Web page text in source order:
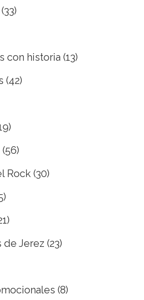
(33)
con historia (13)
(42)
(56)
Rock (30)
de Jerez (23)
(8)